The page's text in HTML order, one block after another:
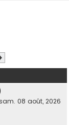
c
h
sam. 08 août, 2026